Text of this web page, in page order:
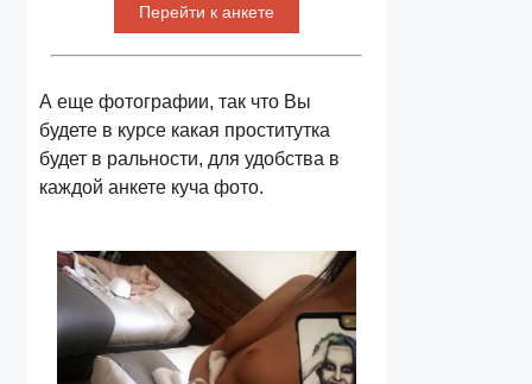
Перейти к анкете
А еще фотографии, так что Вы
будете в курсе какая проститутка
будет в ральности, для удобства в
каждой анкете куча фото.